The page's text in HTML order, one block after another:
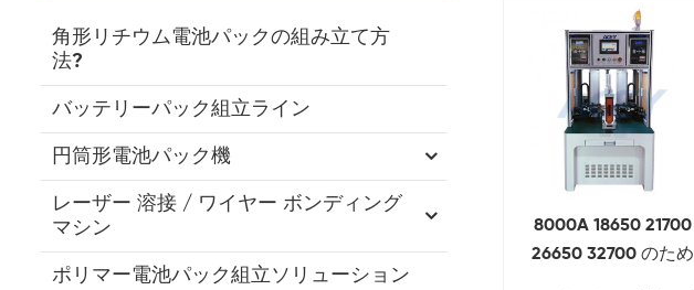
角形リチウム電池パックの組み立て方
法?
バッテリーパック組立ライン
円筒形電池パック機
レーザー 溶接 / ワイヤー ボンディング
マシン
ポリマー電池パック組立ソリューション
8000A 18650 21700
26650 32700 のため